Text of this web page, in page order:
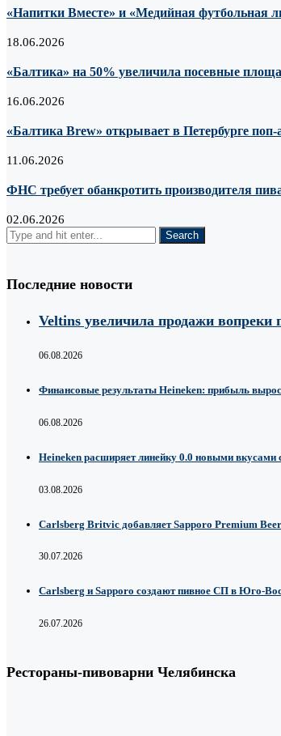
«Напитки Вместе» и «Медийная футбольная
18.06.2026
«Балтика» на 50% увеличила посевные
16.06.2026
«Балтика Brew» открывает в Петербурге
11.06.2026
ФНС требует обанкротить производителя
02.06.2026
Последние новости
Veltins увеличила продажи
06.08.2026
Финансовые результаты Heineken: прибыль
06.08.2026
Heineken расширяет линейку 0.0 новыми
03.08.2026
Carlsberg Britvic добавляет Sapporo Premium
30.07.2026
Carlsberg и Sapporo создают пивное СП в Юго-
26.07.2026
Рестораны-пивоварни Челябинска